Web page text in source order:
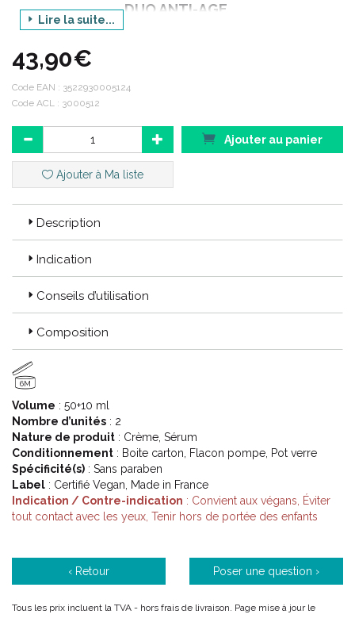
DUO ANTI-AGE
CODE EAN : 3522930005124
CODE ACL : 3000512
Lire la suite...
43,90€
Code EAN : 3522930005124
Code ACL : 3000512
Ajouter au panier
Ajouter à Ma liste
Description
Indication
Conseils d’utilisation
Composition
6M
Volume : 50+10 ml
Nombre d’unités : 2
Nature de produit : Crème, Sérum
Conditionnement : Boite carton, Flacon pompe, Pot verre
Spécificité(s) : Sans paraben
Label : Certifié Vegan, Made in France
Indication / Contre-indication : Convient aux végans, Éviter
tout contact avec les yeux, Tenir hors de portée des enfants
‹ Retour Poser une question ›
Tous les prix incluent la TVA - hors frais de livraison. Page mise à jour le